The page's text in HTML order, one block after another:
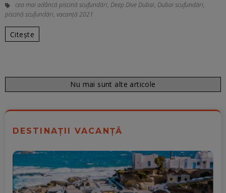
cea mai adâncă piscină scufundări, Deep Dive Dubai, Dubai scufundări,
piscină scufundări, vacanță 2021
Citește
Nu mai sunt alte articole
DESTINAȚII VACANȚĂ